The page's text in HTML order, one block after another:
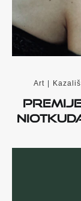
Art